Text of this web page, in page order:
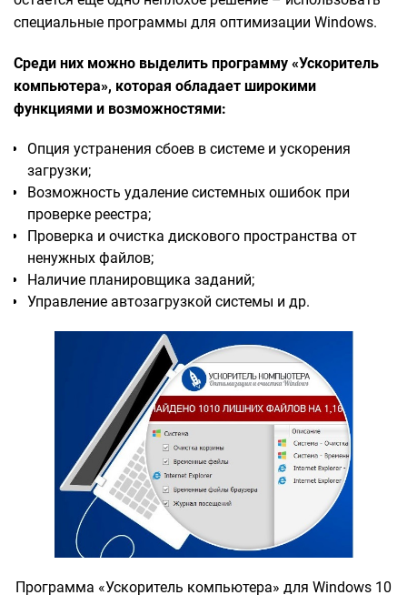
специальные программы для оптимизации Windows.
Среди них можно выделить программу «Ускоритель
компьютера», которая обладает широкими
функциями и возможностями:
Опция устранения сбоев в системе и ускорения
загрузки;
Возможность удаление системных ошибок при
проверке реестра;
Проверка и очистка дискового пространства от
ненужных файлов;
Наличие планировщика заданий;
Управление автозагрузкой системы и др.
Программа «Ускоритель компьютера» для Windows 10